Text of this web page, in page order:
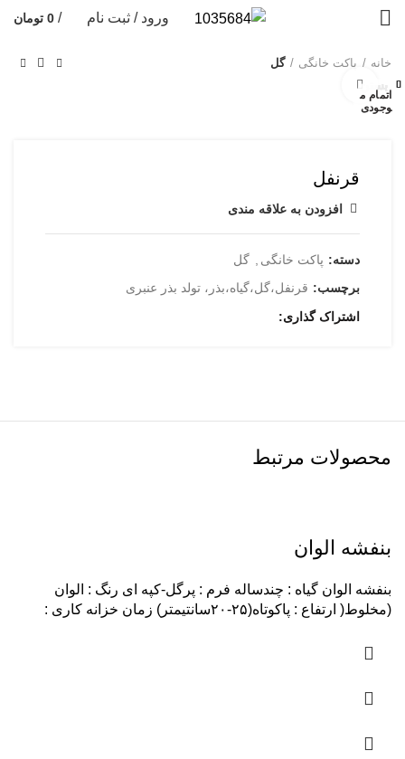
ورود / ثبت نام /
0 تومان
خانه پاکت خانگی
گل
قرنفل
افزودن به علاقه مندی
دسته: پاکت خانگی
گل
برچسب: قرنفل،گل،گیاه،بذر، تولد بذر عنبری
اشتراک گذاری
محصولات مرتبط
بستن
بنفشه الوان
بنفشه الوان گیاه : چندساله فرم : پرگل-کپه ای رنگ : الوان
(مخلوط( ارتفاع : پاکوتاه(۲۵-۲۰سانتیمتر) زمان خزانه کاری :
بستن
بستن
بستن
بستن
بستن
بستن
اتمام م
وجودی
بستن